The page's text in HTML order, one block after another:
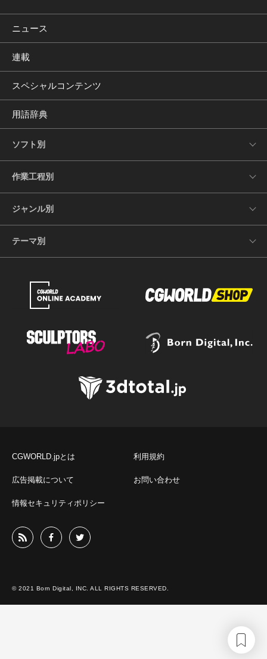
ニュース
連載
スペシャルコンテンツ
用語辞典
ソフト別
作業工程別
ジャンル別
テーマ別
CGWORLD.jpとは 利用規約
広告掲載について お問い合わせ
情報セキュリティポリシー
© 2021 Born Digital, INC. ALL RIGHTS RESERVED.